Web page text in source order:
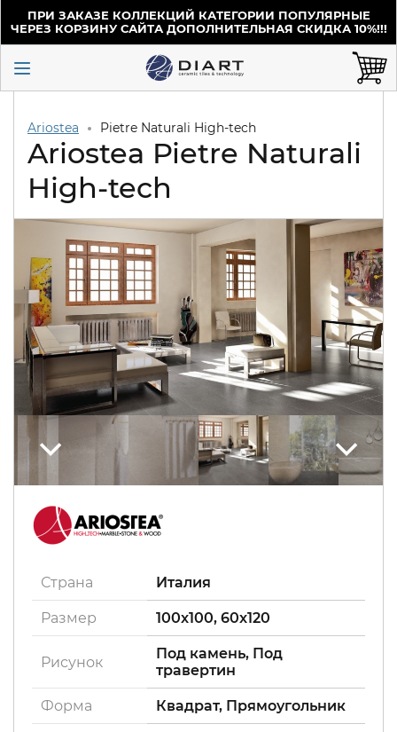
ПРИ ЗАКАЗЕ КОЛЛЕКЦИЙ КАТЕГОРИИ ПОПУЛЯРНЫЕ
ЧЕРЕЗ КОРЗИНУ САЙТА ДОПОЛНИТЕЛЬНАЯ СКИДКА 10%!!!
Ariostea Pietre Naturali High-tech
Ariostea Pietre Naturali
High-tech
Страна Италия
Размер 100x100, 60x120
Рисунок
Под камень, Под
травертин
Форма Квадрат, Прямоугольник